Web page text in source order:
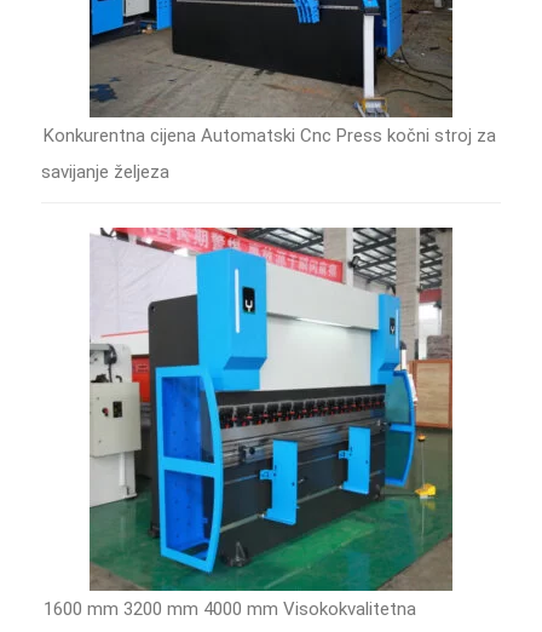
Konkurentna cijena Automatski Cnc Press kočni stroj za
savijanje željeza
1600 mm 3200 mm 4000 mm Visokokvalitetna